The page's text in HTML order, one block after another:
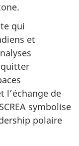
qui
et
l’échange de
symbolise
polaire